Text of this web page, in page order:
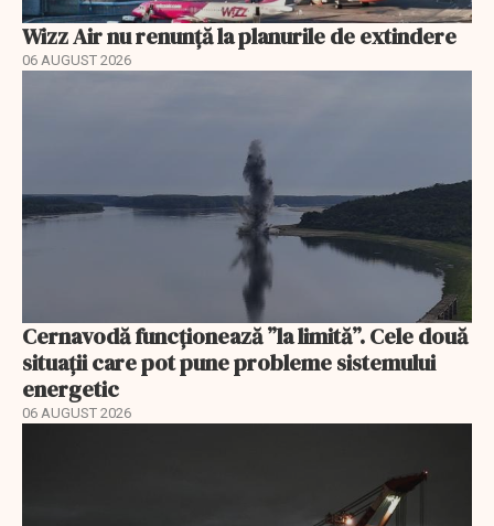
Wizz Air nu renunță la planurile de extindere
06 AUGUST 2026
Cernavodă funcționează ”la limită”. Cele două
situații care pot pune probleme sistemului
energetic
06 AUGUST 2026